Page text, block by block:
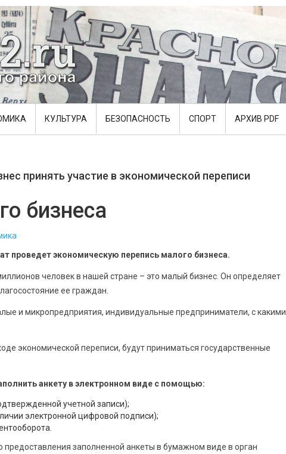
КУЛЬТУРА БЕЗОПАСНОСТЬ СПОРТ АРХИВ PDF
принять участие в экономической переписи
бизнеса
проведет экономическую перепись малого бизнеса.
человек в нашей стране – это малый бизнес. Он определяет
ее граждан.
и микропредприятия, индивидуальные предприниматели, с какими
экономической переписи, будут приниматься государственные
анкету в электронном виде с помощью:
учетной записи);
электронной цифровой подписи);
заполненной анкеты в бумажном виде в орган